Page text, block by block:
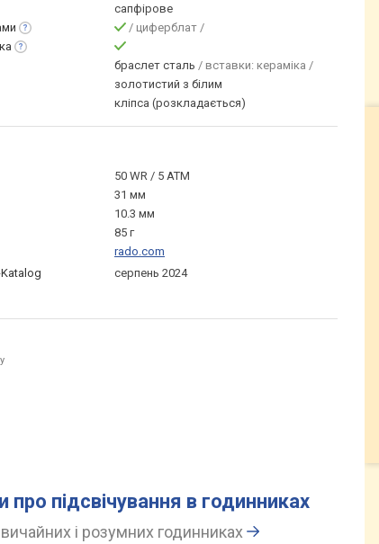
сапфірове
/ циферблат /
браслет сталь / вставки: кераміка /
золотистий з білим
кліпса (розкладається)
50 WR / 5 ATM
31 мм
10.3 мм
85 г
rado.com
серпень 2024
підсвічування в годинниках
і розумних годинниках